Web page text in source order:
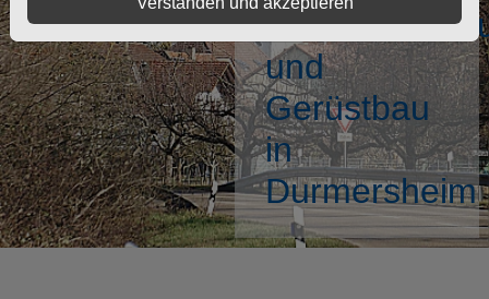
und
Gerüstbau
in
Durmersheim